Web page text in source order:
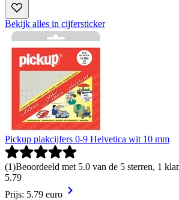
Bekijk alles in cijfersticker
Pickup plakcijfers 0-9 Helvetica wit 10 mm
(1)Beoordeeld met 5.0 van de 5 sterren, 1
5.79
Prijs: 5.79 euro